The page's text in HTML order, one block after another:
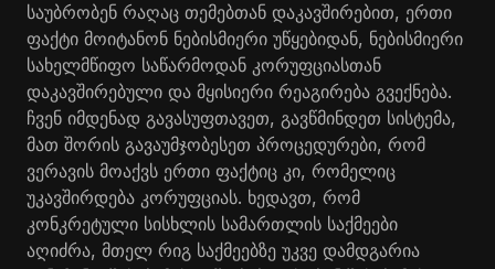
საუბრობენ რაღაც თემებთან დაკავშირებით, ერთი
ფაქტი მოიტანონ ნებისმიერი უწყებიდან, ნებისმიერი
სახელმწიფო საწარმოდან კორუფციასთან
დაკავშირებული და მყისიერი რეაგირება გვექნება.
ჩვენ იმდენად გავასუფთავეთ, გავწმინდეთ სისტემა,
მათ შორის გავაუმჯობესეთ პროცედურები, რომ
ვერავის მოაქვს ერთი ფაქტიც კი, რომელიც
უკავშირდება კორუფციას. ხედავთ, რომ
კონკრეტული სისხლის სამართლის საქმეები
აღიძრა, მთელ რიგ საქმეებზე უკვე დამდგარია